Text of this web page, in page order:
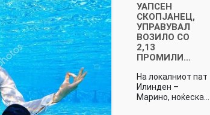
УАПСЕН
СКОПЈАНЕЦ,
УПРАВУВАЛ
ВОЗИЛО СО
2,13
ПРОМИЛИ…
На локалниот пат
Илинден –
Марино, ноќеска…